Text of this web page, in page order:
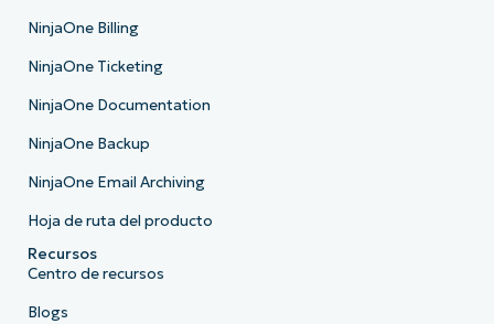
NinjaOne Billing
NinjaOne Ticketing
NinjaOne Documentation
NinjaOne Backup
NinjaOne Email Archiving
Hoja de ruta del producto
Recursos
Centro de recursos
Blogs